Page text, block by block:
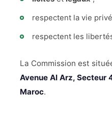
respectent la vie
respectent les
La Commission est
Avenue Al Arz, Secteur
Maroc.